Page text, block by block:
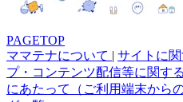
PAGETOP
ママテナについて
サイトに
プ・コンテンツ配信等に関す
にあたって（ご利用端末から